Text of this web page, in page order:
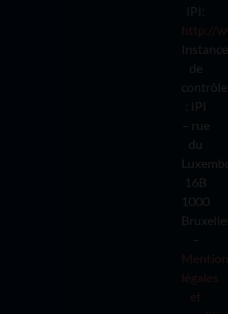
IPI:
http://
Instance
de
contrôle
: IPI
– rue
du
16B
1000
–
légales
et